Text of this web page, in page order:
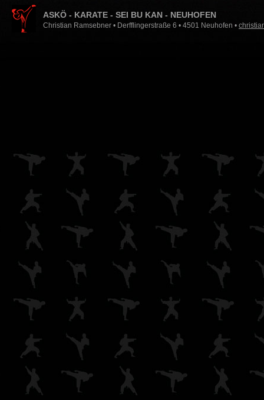
ASKÖ - KARATE - SEI BU KAN - NEUHOFEN
Christian Ramsebner • Derfflingerstraße 6 • 4501 Neuhofen •